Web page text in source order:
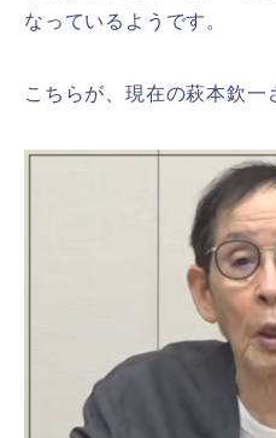
なっているようです。
こちらが、現在の萩本欽一